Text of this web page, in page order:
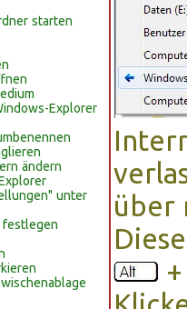
starten
Explorer
ändern
unter
festlegen
über